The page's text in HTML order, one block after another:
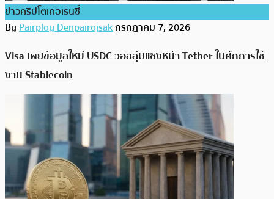
ข่าวคริปโตเคอเรนซี่
ByPairploy Denpairojsakกรกฎาคม 7, 2026
Visa เผยข้อมูลใหม่ USDC วอลลุ่มแซงหน้า Tether ในศึกการใช้
งาน Stablecoin